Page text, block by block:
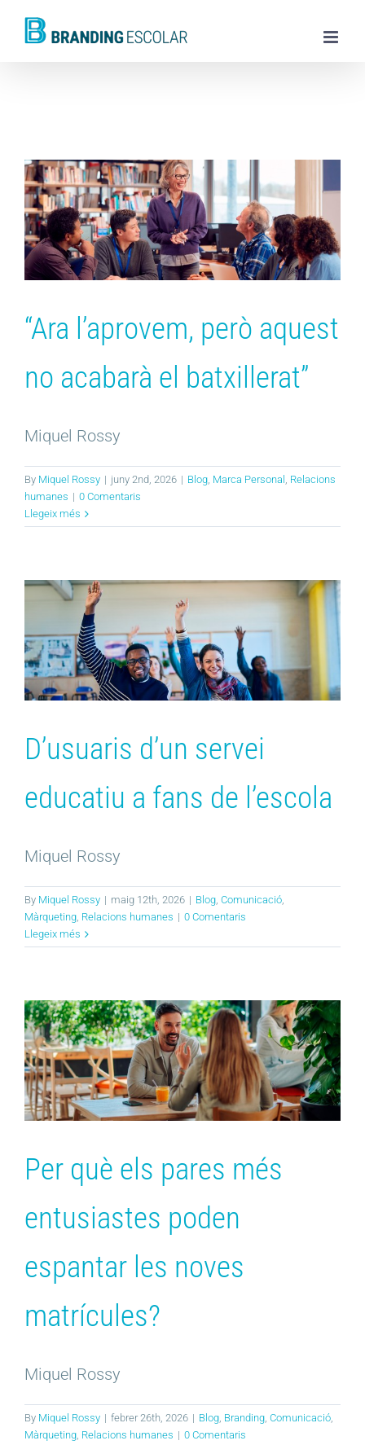
Skip
“Ara l’aprovem, però aquest
no acabarà el batxillerat”
Miquel Rossy
By Miquel Rossy | juny 2nd, 2026 | Blog, Marca Personal , Relacions
humanes | 0 Comentaris
Llegeix més
D’usuaris d’un servei
educatiu a fans de l’escola
Miquel Rossy
By Miquel Rossy | maig 12th, 2026 | Blog, Comunicació,
Màrqueting, Relacions humanes | 0 Comentaris
Llegeix més
Per què els pares més
entusiastes poden
espantar les noves
matrícules?
Miquel Rossy
By Miquel Rossy | febrer 26th, 2026 | Blog, Branding, Comunicació,
Màrqueting, Relacions humanes | 0 Comentaris